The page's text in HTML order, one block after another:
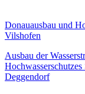
Donauausbau und
Vilshofen
Ausbau der
Deggendorf